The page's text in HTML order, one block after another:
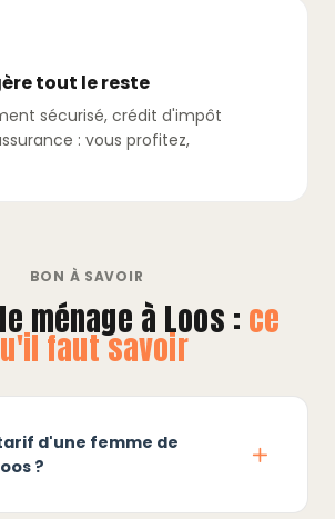
tout le reste
sécurisé, crédit d'impôt
: vous profitez,
BON À SAVOIR
ménage à Loos : ce
faut savoir
d'une femme de
?